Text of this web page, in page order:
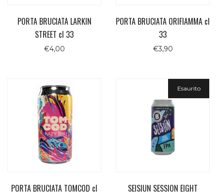
PORTA BRUCIATA LARKIN
STREET cl 33
€4,00
PORTA BRUCIATA ORIFIAMMA cl
33
€3,90
PORTA BRUCIATA TOMCOD cl
Esaurito
SEISIUN SESSION EIGHT